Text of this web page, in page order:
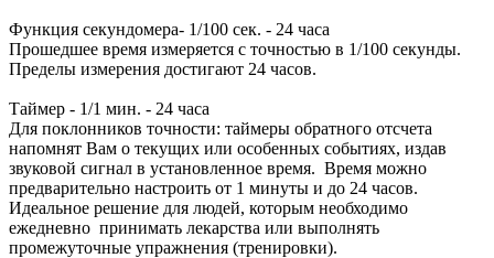
Функция секундомера- 1/100 сек. - 24 часа
Прошедшее время измеряется с точностью в 1/100 секунды.
Пределы измерения достигают 24 часов.
Таймер - 1/1 мин. - 24 часа
Для поклонников точности: таймеры обратного отсчета
напомнят Вам о текущих или особенных событиях, издав
звуковой сигнал в установленное время. Время можно
предварительно настроить от 1 минуты и до 24 часов.
Идеальное решение для людей, которым необходимо
ежедневно принимать лекарства или выполнять
промежуточные упражнения (тренировки).